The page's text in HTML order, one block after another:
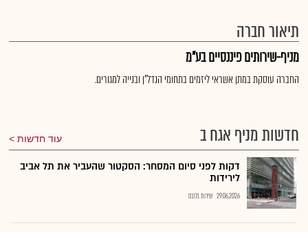
תיאור חברה
מניף-שירותים פיננסיים בע"מ
החברה עוסקת במתן אשראי ליזמים בתחומי הנדל"ן ובנייה למגורים.
חדשות מניף אגח ב עוד חדשות
דקות לפני סיום המסחר: הסקטור שהעביר את תל אביב
לירידות
29.06.2026 שירות גלובס